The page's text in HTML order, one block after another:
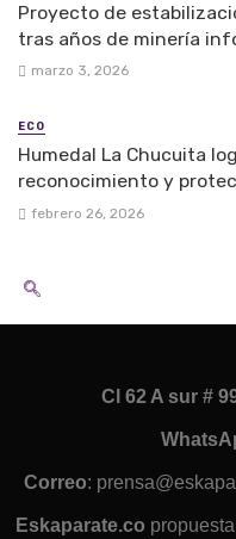
Proyecto de
tras años de minería
marzo 3, 2026
ECO
Humedal La Chucuita
reconocimiento y
febrero 26, 2026
Cl 62 A sur #
Correo:
Eskaparate.co